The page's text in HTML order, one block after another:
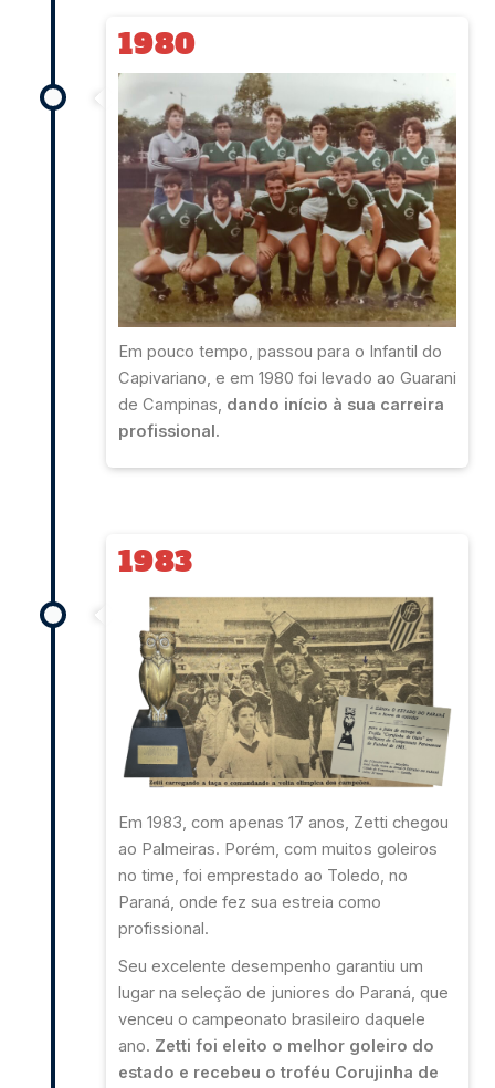
1980
Em pouco tempo, passou para o Infantil do
Capivariano, e em 1980 foi levado ao Guarani
de Campinas, dando início à sua carreira
profissional.
1983
Em 1983, com apenas 17 anos, Zetti chegou
ao Palmeiras. Porém, com muitos goleiros
no time, foi emprestado ao Toledo, no
Paraná, onde fez sua estreia como
profissional.
Seu excelente desempenho garantiu um
lugar na seleção de juniores do Paraná, que
venceu o campeonato brasileiro daquele
ano. Zetti foi eleito o melhor goleiro do
estado e recebeu o troféu Corujinha de